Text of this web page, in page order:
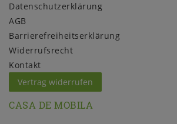
Daten­schutz­erklärung
AGB
Barrierefreiheitserklärung
Widerrufs­recht
Kontakt
Vertrag widerrufen
CASA DE MOBILA